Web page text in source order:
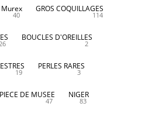
Murex
40
GROS COQUILLAGES
114
26
BOUCLES D'OREILLES
2
19
PERLES RARES
3
PIECE DE MUSEE
47
NIGER
83